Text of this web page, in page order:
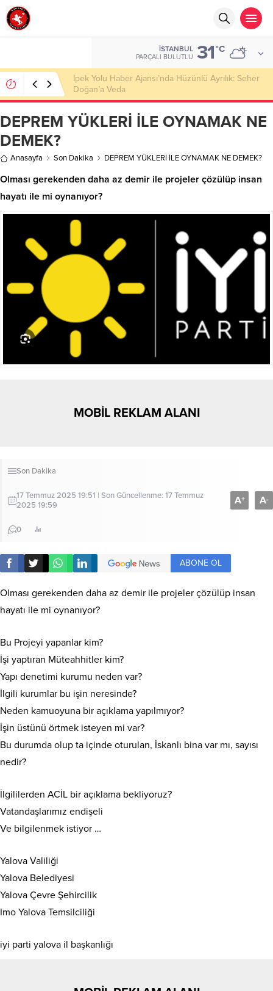
İSTANBUL
PARÇALI BULUTLU 31°C
Başkan Nihat Öztürk, Şanahan’da Hacı Eryaman’a
Misafir Oldu
DEPREM YÜKLERİ İLE OYNAMAK NE
DEMEK?
Anasayfa Son Dakika DEPREM YÜKLERİ İLE OYNAMAK NE DEMEK?
Olması gerekenden daha az demir ile projeler çözülüp insan
hayatı ile mi oynanıyor?
MOBİL REKLAM ALANI
Son Dakika
17 Temmuz 2025 19:51 | Son Güncellenme: 17 Temmuz
2025 19:59
0
A+ A-
ABONE OL
Olması gerekenden daha az demir ile projeler çözülüp insan
hayatı ile mi oynanıyor?
Bu Projeyi yapanlar kim?
İşi yaptıran Müteahhitler kim?
Yapı denetimi kurumu neden var?
İlgili kurumlar bu işin neresinde?
Neden kamuoyuna bir açıklama yapılmıyor?
İşin üstünü örtmek isteyen mi var?
Bu durumda olup ta içinde oturulan, İskanlı bina var mı, sayısı
nedir?
İlgililerden ACİL bir açıklama bekliyoruz?
Vatandaşlarımız endişeli
Ve bilgilenmek istiyor …
Yalova Valiliği
Yalova Belediyesi
Yalova Çevre Şehircilik
Imo Yalova Temsilciliği
iyi parti yalova il başkanlığı